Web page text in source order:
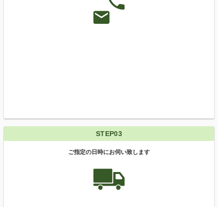
STEP03
ご指定の日時にお伺い致します